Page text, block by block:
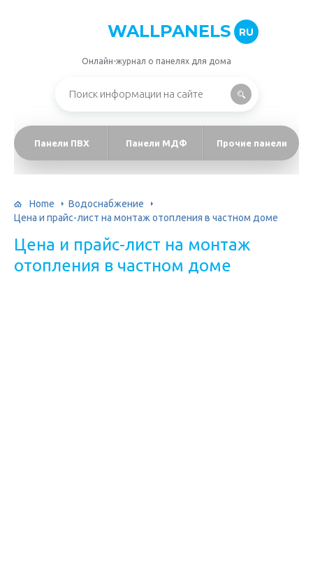
WALLPANELS RU
Онлайн-журнал о панелях для дома
Панели ПВХ Панели МДФ Прочие панели
Home
Водоснабжение
Цена и прайс-лист на монтаж отопления в частном доме
Цена и прайс-лист на монтаж
отопления в частном доме